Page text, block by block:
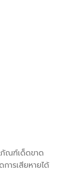
ณฑ์เด็ดขาด
การเสียหายได้